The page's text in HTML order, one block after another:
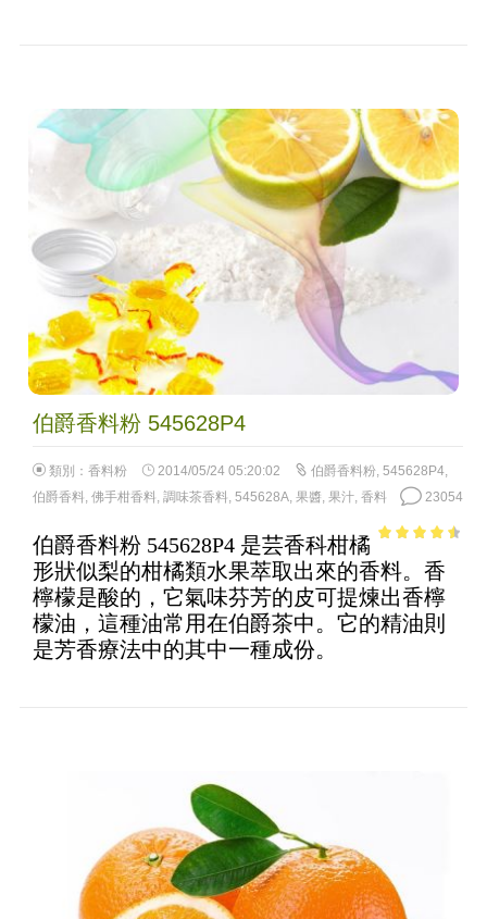
伯爵香料粉 545628P4
類別： 香料粉 2014/05/24 05:20:02 伯爵香料粉, 545628P4,
伯爵香料, 佛手柑香料, 調味茶香料, 545628A, 果醬, 果汁, 香料 23054
of 5
伯爵香料粉 545628P4 是芸香科柑橘
形狀似梨的柑橘類水果萃取出來的香料。香
檸檬是酸的，它氣味芬芳的皮可提煉出香檸
檬油，這種油常用在伯爵茶中。它的精油則
是芳香療法中的其中一種成份。